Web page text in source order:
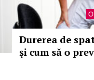
Durerea de
şi cum să o